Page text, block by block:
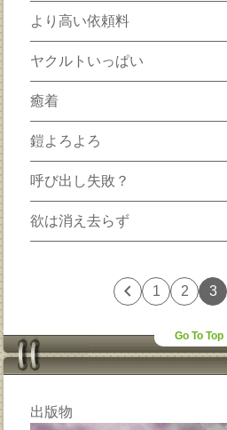
より高い依頼料
ヤクルトいっぱい
癒着
鎧よろよろ
呼び出し失敗？
欲は消え去らず
chevron_left 1 2 3
Go To Top
出版物